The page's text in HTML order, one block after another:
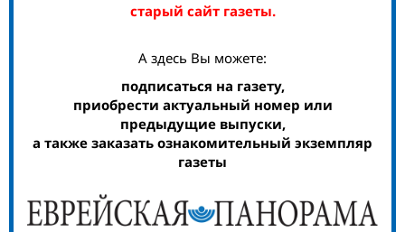
старый сайт газеты.
А здесь Вы можете:
подписаться на газету,
приобрести актуальный номер или
предыдущие выпуски,
а также заказать ознакомительный экземпляр
газеты